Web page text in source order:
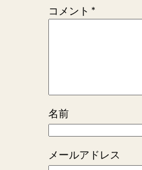
コメント *
名前
メールアドレス